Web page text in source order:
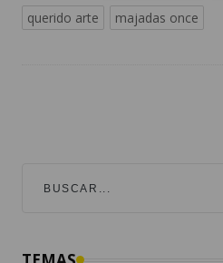
querido arte
majadas once